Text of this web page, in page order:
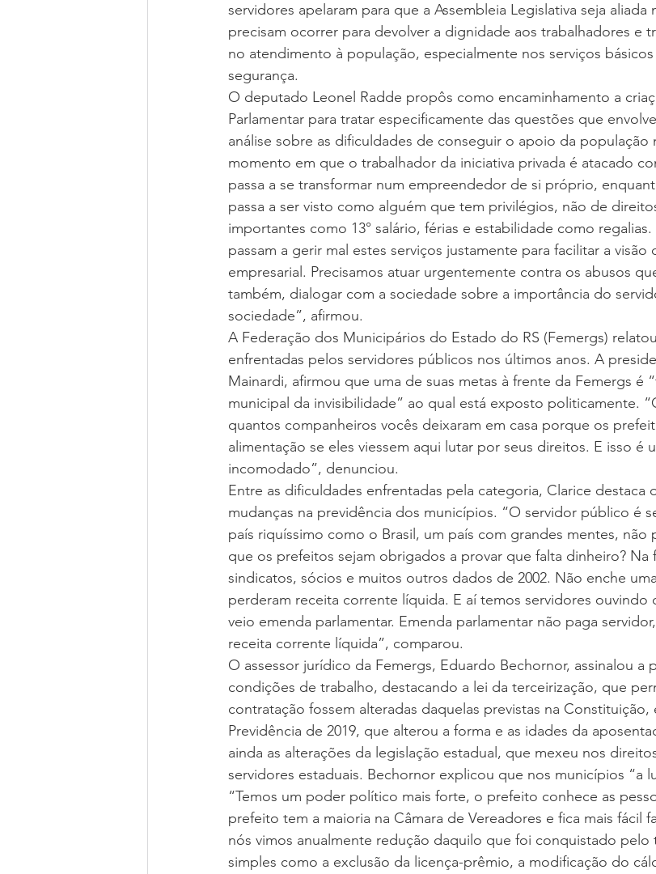
servidores apelaram para que a Assembleia Legislativa seja aliada
precisam ocorrer para devolver a dignidade aos trabalhadores e
no atendimento à população, especialmente nos serviços
segurança.
O deputado Leonel Radde propôs como encaminhamento a
Parlamentar para tratar especificamente das questões que
análise sobre as dificuldades de conseguir o apoio da população
momento em que o trabalhador da iniciativa privada é atacado
passa a se transformar num empreendedor de si próprio,
passa a ser visto como alguém que tem privilégios, não de
importantes como 13° salário, férias e estabilidade como
passam a gerir mal estes serviços justamente para facilitar a visão
empresarial. Precisamos atuar urgentemente contra os abusos
também, dialogar com a sociedade sobre a importância do
sociedade”, afirmou.
A Federação dos Municipários do Estado do RS (Femergs)
enfrentadas pelos servidores públicos nos últimos anos. A
Mainardi, afirmou que uma de suas metas à frente da Femergs é
municipal da invisibilidade” ao qual está exposto politicamente.
quantos companheiros vocês deixaram em casa porque os
alimentação se eles viessem aqui lutar por seus direitos. E isso é
incomodado”, denunciou.
Entre as dificuldades enfrentadas pela categoria, Clarice destaca
mudanças na previdência dos municípios. “O servidor público é
país riquíssimo como o Brasil, um país com grandes mentes, não
que os prefeitos sejam obrigados a provar que falta dinheiro? Na
sindicatos, sócios e muitos outros dados de 2002. Não enche
perderam receita corrente líquida. E aí temos servidores
veio emenda parlamentar. Emenda parlamentar não paga
receita corrente líquida”, comparou.
O assessor jurídico da Femergs, Eduardo Bechornor, assinalou a
condições de trabalho, destacando a lei da terceirização, que
contratação fossem alteradas daquelas previstas na Constituição,
Previdência de 2019, que alterou a forma e as idades da
ainda as alterações da legislação estadual, que mexeu nos
servidores estaduais. Bechornor explicou que nos municípios “a
“Temos um poder político mais forte, o prefeito conhece as
prefeito tem a maioria na Câmara de Vereadores e fica mais fácil
nós vimos anualmente redução daquilo que foi conquistado pelo
simples como a exclusão da licença-prêmio, a modificação do